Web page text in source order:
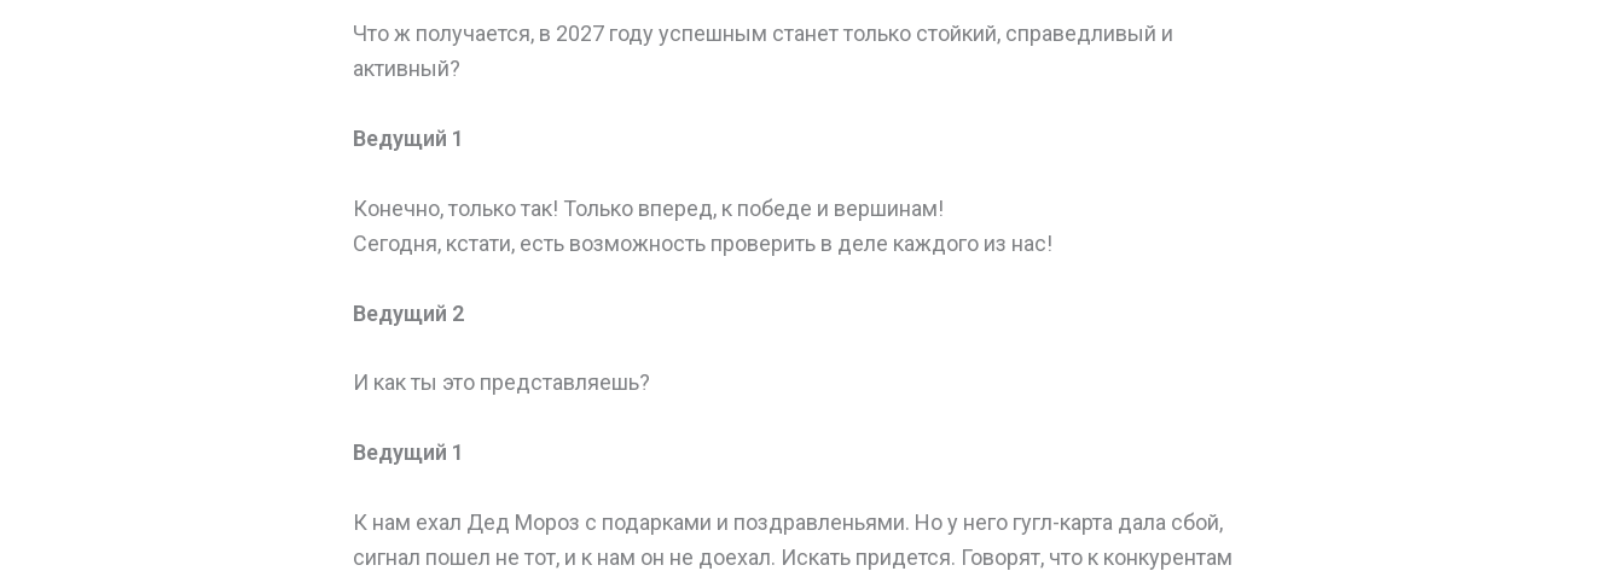
Что ж получается, в 2027 году успешным станет только стойкий, справедливый и
активный?
Ведущий 1
Конечно, только так! Только вперед, к победе и вершинам!
Сегодня, кстати, есть возможность проверить в деле каждого из нас!
Ведущий 2
И как ты это представляешь?
Ведущий 1
К нам ехал Дед Мороз с подарками и поздравленьями. Но у него гугл-карта дала сбой,
сигнал пошел не тот, и к нам он не доехал. Искать придется. Говорят, что к конкурентам